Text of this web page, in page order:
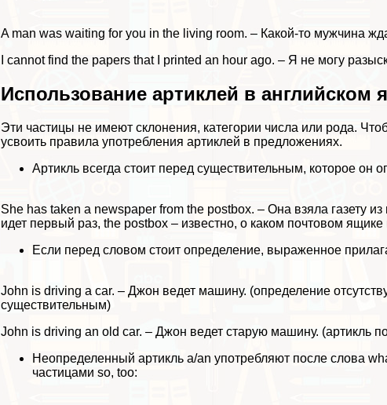
A man was waiting for you in the living room. – Какой-то мужчина
I cannot find the papers that I printed an hour ago. – Я не могу
Использование артиклей в английском
Эти частицы не имеют склонения, категории числа или рода.
усвоить правила употрeбления артиклей в предложениях.
Артикль всегда стоит перед существительным, которое он
She has taken a newspaper from the postbox. – Она взяла газету
идет первый раз, the postbox – известно, о каком почтовом ящике
Если перед словом стоит определение, выраженное
John is driving a car. – Джон ведет машину. (определение
существительным)
John is driving an old car. – Джон ведет старую машину. (артикль
Неопределенный артикль a/an употрeбляют после слова
частицами so, too: